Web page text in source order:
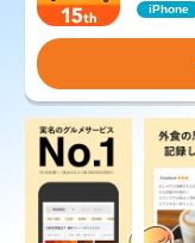
iPhone